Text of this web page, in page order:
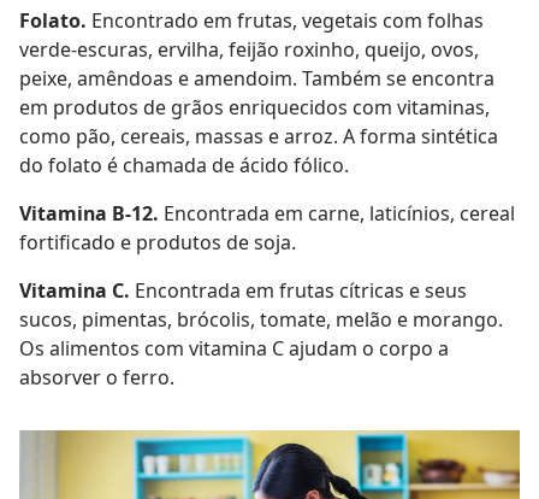
Folato. Encontrado em frutas, vegetais com folhas
verde-escuras, ervilha, feijão roxinho, queijo, ovos,
peixe, amêndoas e amendoim. Também se encontra
em produtos de grãos enriquecidos com vitaminas,
como pão, cereais, massas e arroz. A forma sintética
do folato é chamada de ácido fólico.
Vitamina B-12. Encontrada em carne, laticínios, cereal
fortificado e produtos de soja.
Vitamina C. Encontrada em frutas cítricas e seus
sucos, pimentas, brócolis, tomate, melão e morango.
Os alimentos com vitamina C ajudam o corpo a
absorver o ferro.